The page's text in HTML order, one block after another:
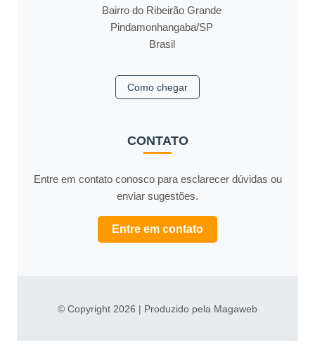
Bairro do Ribeirão Grande
Pindamonhangaba/SP
Brasil
Como chegar
CONTATO
Entre em contato conosco para esclarecer dúvidas ou
enviar sugestões.
Entre em contato
© Copyright 2026 | Produzido pela Magaweb